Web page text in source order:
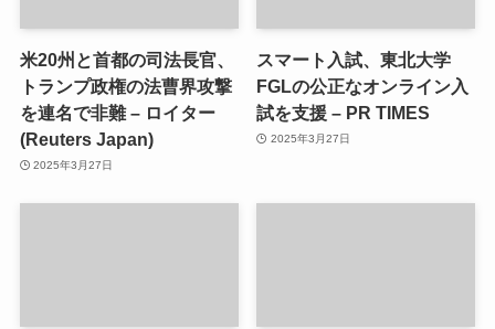
米20州と首都の司法長官、
トランプ政権の法曹界攻撃
を連名で非難 – ロイター
(Reuters Japan)
2025年3月27日
スマート入試、東北大学
FGLの公正なオンライン入
試を支援 – PR TIMES
2025年3月27日